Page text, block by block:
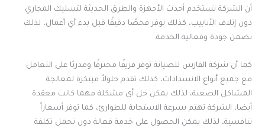
أن الشركة تستخدم أحدث الأجهزة والطرق الحديثة لتسليك المجاري
دون إتلاف الأنابيب، كذلك توفر فحصًا دقيقًا قبل بدء أي أعمال، لذلك
تضمن جودة وفعالية الخدمة.
كما أن شركة الفارس للصيانة توفر فريقًا محترفًا ومدربًا على التعامل
مع جميع أنواع الانسدادات، كذلك تقدم حلولاً مبتكرة لمعالجة
المشاكل الصعبة، لذلك يمكن حل أي مشكلة مهما كانت معقدة.
أيضا، الشركة تهتم بسرعة الاستجابة للطوارئ، كما توفر أسعاراً
تنافسية، لذلك يمكن الحصول على خدمة فعالة دون تحمل تكلفة